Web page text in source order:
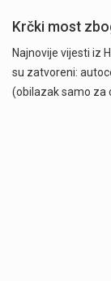
Krčki most
Najnovije vijesti iz
su zatvoreni:
(obilazak samo za